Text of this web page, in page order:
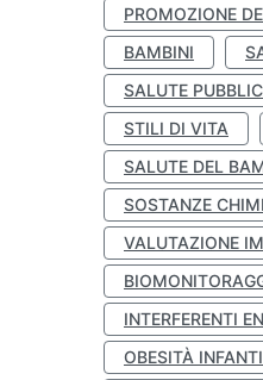
PROMOZIONE
BAMBINI
SALUTE
STILI DI VITA
SALUTE DEL
SOSTANZE
VALUTAZIONE
INTERFERENTI
OBESITÀ